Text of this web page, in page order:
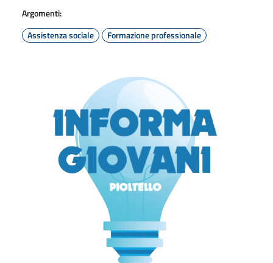
Argomenti:
Assistenza sociale
Formazione professionale